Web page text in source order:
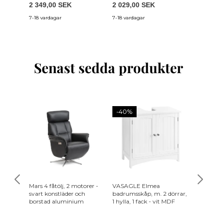
2 349,00 SEK
7-18 vardagar
2 029,00 SEK
7-18 vardagar
Senast sedda produkter
Mars 4 fåtölj, 2 motorer -
svart konstläder och
borstad aluminium
-40%
VASAGLE Elmea
badrumsskåp, m. 2 dörrar,
1 hylla, 1 fack - vit MDF